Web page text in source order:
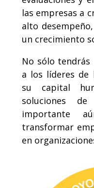
las empresas a
alto
un crecimiento
No sólo
a los líderes de
su capital
soluciones
importante
transformar
en